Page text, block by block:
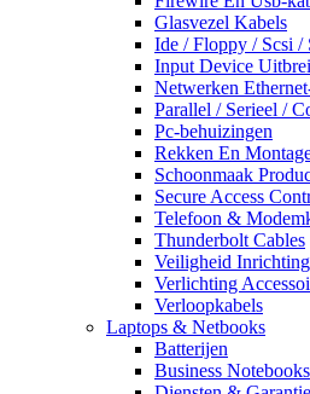
Glasvezel Kabels
Ide / Floppy / Scsi /
Input Device
Netwerken
Parallel / Serieel /
Pc-behuizingen
Rekken En
Schoonmaak
Secure Access
Telefoon &
Thunderbolt Cables
Veiligheid
Verlichting
Verloopkabels
Laptops & Netbooks
Batterijen
Business Notebooks